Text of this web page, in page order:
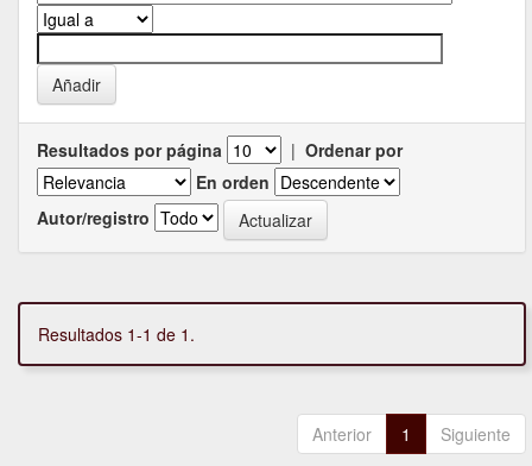
Resultados por página | Ordenar por
En orden
Autor/registro
Resultados 1-1 de 1.
Anterior 1 Siguiente